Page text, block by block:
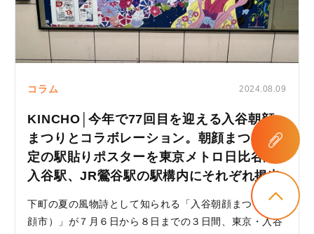
コラム 2024.08.09
KINCHO│今年で77回目を迎える入谷朝顔
まつりとコラボレーション。朝顔まつり限
定の駅貼りポスターを東京メトロ日比谷線
入谷駅、JR鶯谷駅の駅構内にそれぞれ掲出
下町の夏の風物詩として知られる「入谷朝顔まつり（朝
顔市）」が７月６日から８日までの３日間、東京・入谷